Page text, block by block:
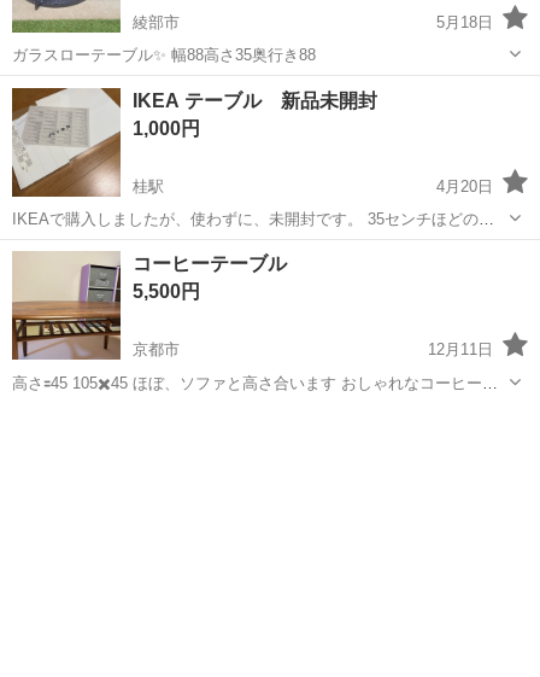
綾部市
5月18日
ガラスローテーブル✨ 幅88高さ35奥行き88
京都 綾部市
IKEA テーブル 新品未開封
1,000円
桂駅
4月20日
IKEAで購入しましたが、使わずに、未開封です。 35センチほどのか
わいい真っ白のテーブルです。
京都 京都市 桂駅 テーブル
コーヒーテーブル
5,500円
京都市
12月11日
高さ🟰45 105✖️45 ほぼ、ソファと高さ合います おしゃれなコーヒーテ